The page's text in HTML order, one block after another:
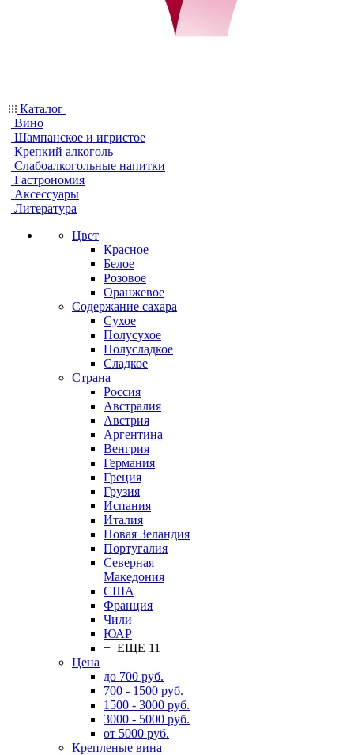
Каталог
Вино
Шампанское и игристое
Крепкий алкоголь
Слабоалкогольные напитки
Гастрономия
Аксессуары
Литература
Цвет
Красное
Белое
Розовое
Оранжевое
Содержание сахара
Сухое
Полусухое
Полусладкое
Сладкое
Страна
Россия
Австралия
Австрия
Аргентина
Венгрия
Германия
Греция
Грузия
Испания
Италия
Новая Зеландия
Португалия
Северная
Македония
США
Франция
Чили
ЮАР
+ ЕЩЕ 11
Цена
до 700 руб.
700 - 1500 руб.
1500 - 3000 руб.
3000 - 5000 руб.
от 5000 руб.
Крепленые вина